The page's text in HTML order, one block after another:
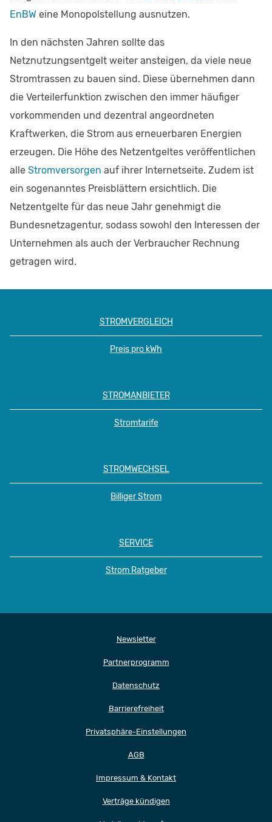
EnBW eine Monopolstellung ausnutzen.
In den nächsten Jahren sollte das
Netznutzungsentgelt weiter ansteigen, da viele neue
Stromtrassen zu bauen sind. Diese übernehmen dann
die Verteilerfunktion zwischen den immer häufiger
vorkommenden und dezentral angeordneten
Kraftwerken, die Strom aus erneuerbaren Energien
erzeugen. Die Höhe des Netzentgeltes veröffentlichen
alle Stromversorgen auf ihrer Internetseite. Zudem ist
ein sogenanntes Preisblättern ersichtlich. Die
Netzentgelte für das neue Jahr genehmigt die
Bundesnetzagentur, sodass sowohl den Interessen der
Unternehmen als auch der Verbraucher Rechnung
getragen wird.
STROMVERGLEICH
Preis pro kWh
STROMANBIETER
Stromtarife
STROMWECHSEL
Billiger Strom
SERVICE
Strom Ratgeber
Newsletter
Partnerprogramm
Datenschutz
Barrierefreiheit
Privatsphäre-Einstellungen
AGB
Impressum & Kontakt
Verträge kündigen